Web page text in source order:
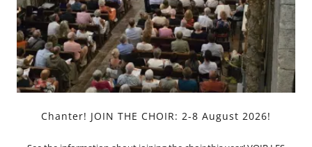
Chanter! JOIN THE CHOIR: 2-8 August 2026!